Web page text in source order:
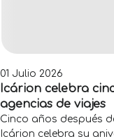
01 Julio 2026
Icárion celebra
agencias de viajes
Cinco años después
Icárion celebra su